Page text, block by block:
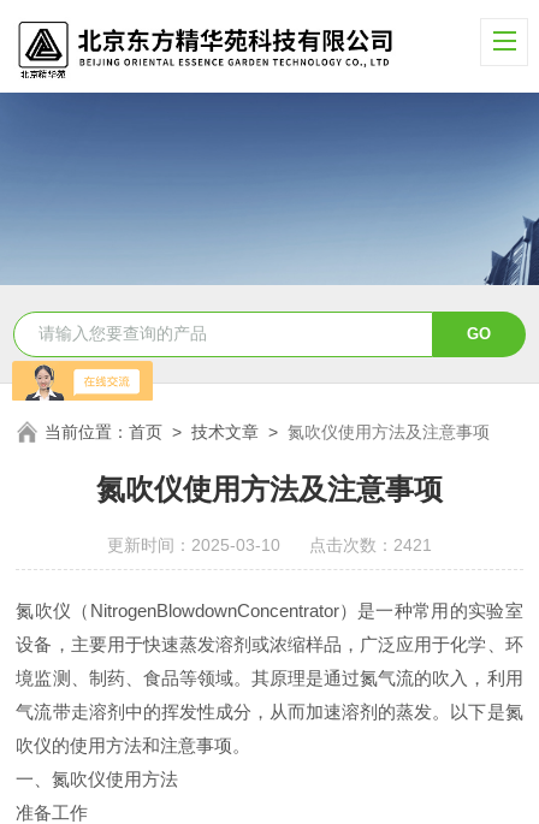
当前位置：首页 >技术文章 >氮吹仪使用方法及注意事项
氮吹仪使用方法及注意事项
更新时间：2025-03-10 点击次数：2421
氮吹仪（NitrogenBlowdownConcentrator）是一种常用的实验室
设备，主要用于快速蒸发溶剂或浓缩样品，广泛应用于化学、环
境监测、制药、食品等领域。其原理是通过氮气流的吹入，利用
气流带走溶剂中的挥发性成分，从而加速溶剂的蒸发。以下是氮
吹仪的使用方法和注意事项。
一、氮吹仪使用方法
准备工作